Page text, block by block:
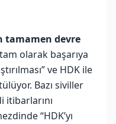
tamamen devre
olarak başarıya
ve HDK ile
Bazı siviller
“HDK’yı